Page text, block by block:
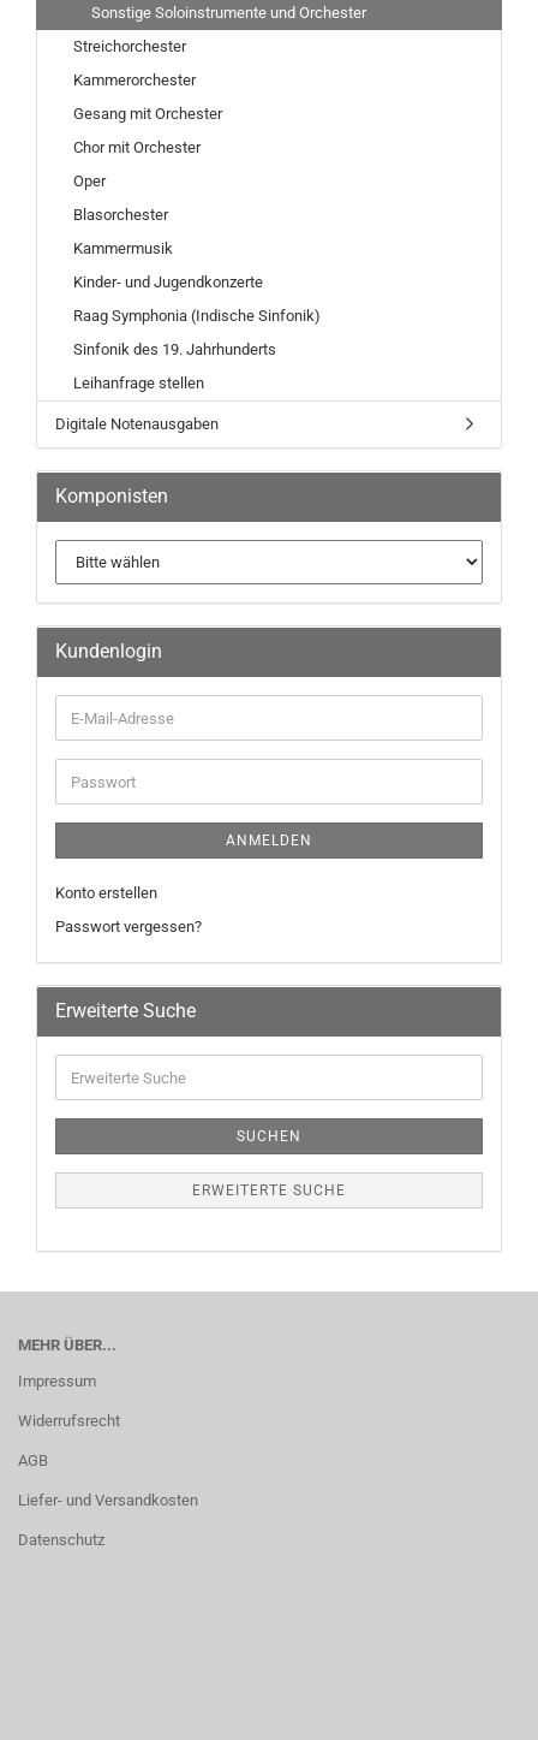
Sonstige Soloinstrumente und Orchester
Streichorchester
Kammerorchester
Gesang mit Orchester
Chor mit Orchester
Oper
Blasorchester
Kammermusik
Kinder- und Jugendkonzerte
Raag Symphonia (Indische Sinfonik)
Sinfonik des 19. Jahrhunderts
Leihanfrage stellen
Digitale Notenausgaben
Komponisten
Kundenlogin
ANMELDEN
Konto erstellen
Passwort vergessen?
Erweiterte Suche
SUCHEN
ERWEITERTE SUCHE
MEHR ÜBER...
Impressum
Widerrufsrecht
AGB
Liefer- und Versandkosten
Datenschutz